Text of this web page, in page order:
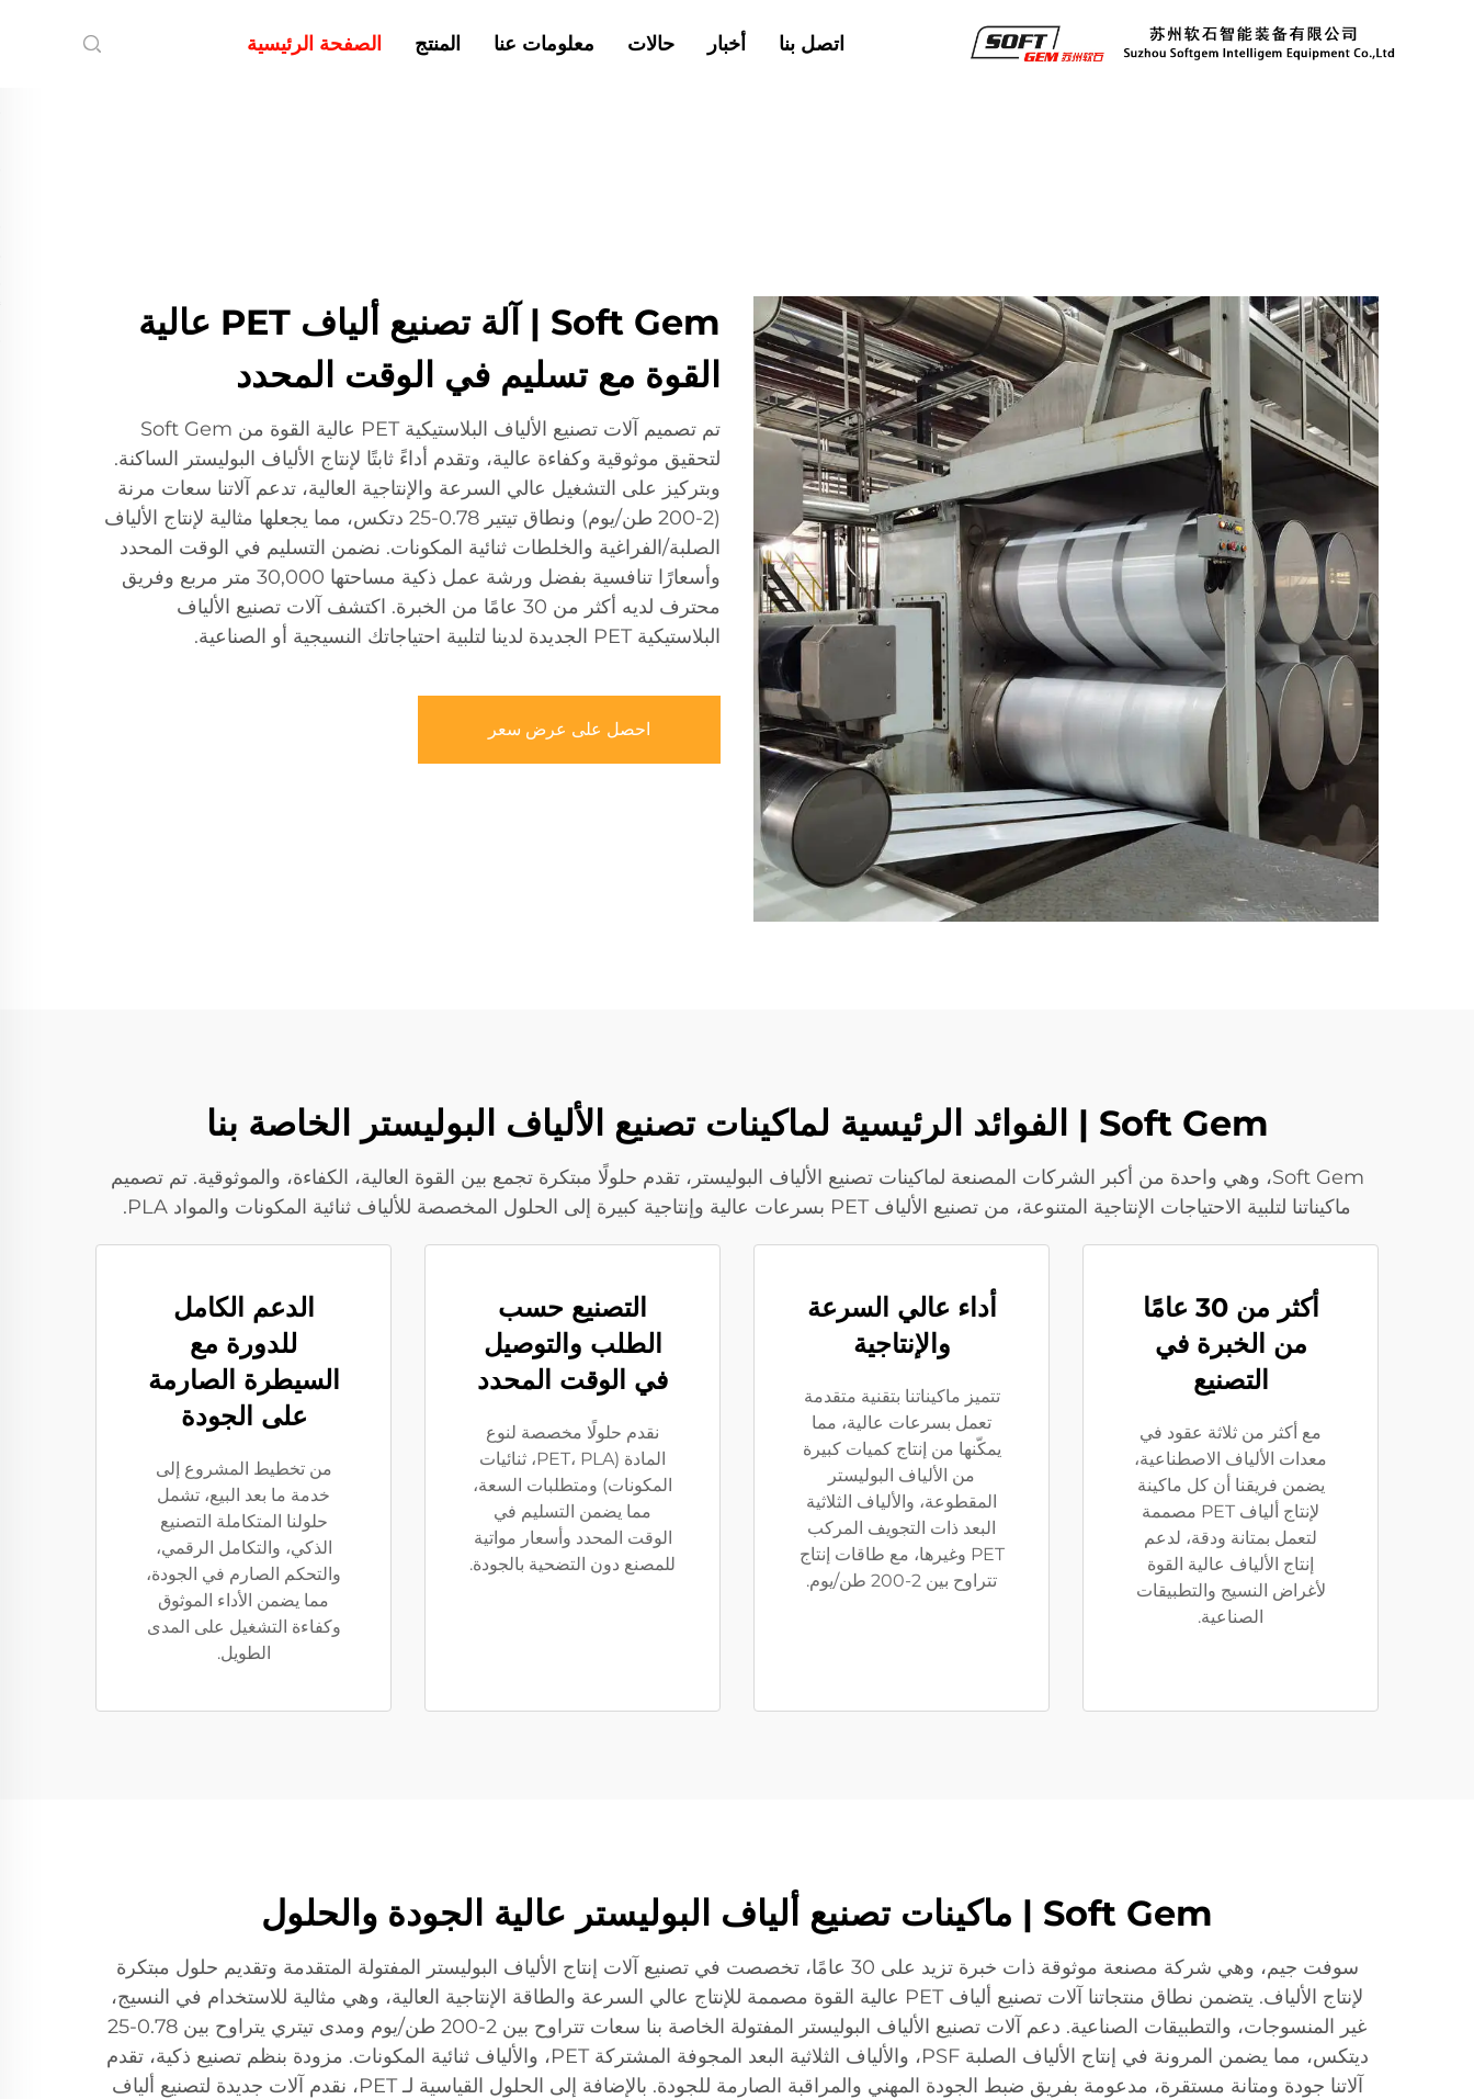
الصفحة الرئيسية المنتج معلومات عنا حالات أخبار اتصل بنا
Soft Gem | آلة تصنيع ألياف PET عالية
القوة مع تسليم في الوقت المحدد
تم تصميم آلات تصنيع الألياف البلاستيكية PET عالية القوة من Soft Gem
لتحقيق موثوقية وكفاءة عالية، وتقدم أداءً ثابتًا لإنتاج الألياف البوليستر الساكنة.
وبتركيز على التشغيل عالي السرعة والإنتاجية العالية، تدعم آلاتنا سعات مرنة
(2-200 طن/يوم) ونطاق تيتير 0.78-25 دتكس، مما يجعلها مثالية لإنتاج الألياف
الصلبة/الفراغية والخلطات ثنائية المكونات. نضمن التسليم في الوقت المحدد
وأسعارًا تنافسية بفضل ورشة عمل ذكية مساحتها 30,000 متر مربع وفريق
محترف لديه أكثر من 30 عامًا من الخبرة. اكتشف آلات تصنيع الألياف
البلاستيكية PET الجديدة لدينا لتلبية احتياجاتك النسيجية أو الصناعية.
احصل على عرض سعر
Soft Gem | الفوائد الرئيسية لماكينات تصنيع الألياف البوليستر الخاصة بنا
Soft Gem، وهي واحدة من أكبر الشركات المصنعة لماكينات تصنيع الألياف البوليستر، تقدم حلولًا مبتكرة تجمع بين القوة العالية، الكفاءة، والموثوقية. تم تصميم
ماكيناتنا لتلبية الاحتياجات الإنتاجية المتنوعة، من تصنيع الألياف PET بسرعات عالية وإنتاجية كبيرة إلى الحلول المخصصة للألياف ثنائية المكونات والمواد PLA.
أكثر من 30 عامًا
من الخبرة في
التصنيع
مع أكثر من ثلاثة عقود في
معدات الألياف الاصطناعية،
يضمن فريقنا أن كل ماكينة
لإنتاج ألياف PET مصممة
لتعمل بمتانة ودقة، لدعم
إنتاج الألياف عالية القوة
لأغراض النسيج والتطبيقات
الصناعية.
أداء عالي السرعة
والإنتاجية
تتميز ماكيناتنا بتقنية متقدمة
تعمل بسرعات عالية، مما
يمكّنها من إنتاج كميات كبيرة
من الألياف البوليستر
المقطوعة، والألياف الثلاثية
البعد ذات التجويف المركب
PET وغيرها، مع طاقات إنتاج
تتراوح بين 2-200 طن/يوم.
التصنيع حسب
الطلب والتوصيل
في الوقت المحدد
نقدم حلولًا مخصصة لنوع
المادة (PET، PLA، ثنائيات
المكونات) ومتطلبات السعة،
مما يضمن التسليم في
الوقت المحدد وأسعار مواتية
للمصنع دون التضحية بالجودة.
الدعم الكامل
للدورة مع
السيطرة الصارمة
على الجودة
من تخطيط المشروع إلى
خدمة ما بعد البيع، تشمل
حلولنا المتكاملة التصنيع
الذكي، والتكامل الرقمي،
والتحكم الصارم في الجودة،
مما يضمن الأداء الموثوق
وكفاءة التشغيل على المدى
الطويل.
Soft Gem | ماكينات تصنيع ألياف البوليستر عالية الجودة والحلول
سوفت جيم، وهي شركة مصنعة موثوقة ذات خبرة تزيد على 30 عامًا، تخصصت في تصنيع آلات إنتاج الألياف البوليستر المفتولة المتقدمة وتقديم حلول مبتكرة
لإنتاج الألياف. يتضمن نطاق منتجاتنا آلات تصنيع ألياف PET عالية القوة مصممة للإنتاج عالي السرعة والطاقة الإنتاجية العالية، وهي مثالية للاستخدام في النسيج،
غير المنسوجات، والتطبيقات الصناعية. دعم آلات تصنيع الألياف البوليستر المفتولة الخاصة بنا سعات تتراوح بين 2-200 طن/يوم ومدى تيتري يتراوح بين 0.78-25
ديتكس، مما يضمن المرونة في إنتاج الألياف الصلبة PSF، والألياف الثلاثية البعد المجوفة المشتركة PET، والألياف ثنائية المكونات. مزودة بنظم تصنيع ذكية، تقدم
آلاتنا جودة ومتانة مستقرة، مدعومة بفريق ضبط الجودة المهني والمراقبة الصارمة للجودة. بالإضافة إلى الحلول القياسية لـ PET، نقدم آلات جديدة لتصنيع ألياف